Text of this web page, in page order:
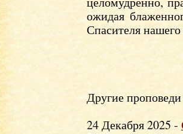
ожидая
Спасителя
Другие
24 Декабря 2025 -